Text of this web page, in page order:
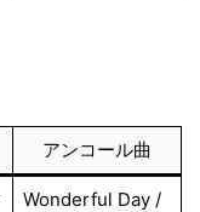
アンコール曲
Wonderful Day /